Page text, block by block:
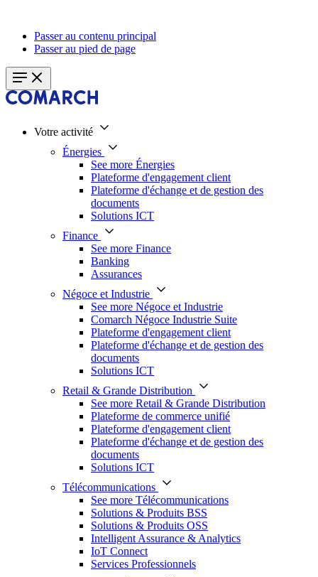
Passer au contenu principal
Passer au pied de page
Votre activité
Énergies
See more Énergies
Plateforme d'engagement client
Plateforme d'échange et de gestion des
documents
Solutions ICT
Finance
See more Finance
Banking
Assurances
Négoce et Industrie
See more Négoce et Industrie
Comarch Négoce Industrie Suite
Plateforme d'engagement client
Plateforme d'échange et de gestion des
documents
Solutions ICT
Retail & Grande Distribution
See more Retail & Grande Distribution
Plateforme de commerce unifié
Plateforme d'engagement client
Plateforme d'échange et de gestion des
documents
Solutions ICT
Télécommunications
See more Télécommunications
Solutions & Produits BSS
Solutions & Produits OSS
Intelligent Assurance & Analytics
IoT Connect
Services Professionnels